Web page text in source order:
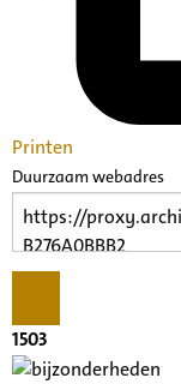
Printen
Duurzaam webadres
1503